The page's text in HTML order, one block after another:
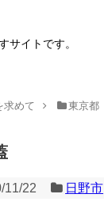
サイトです。
求めて 東京都
11/22 日野市